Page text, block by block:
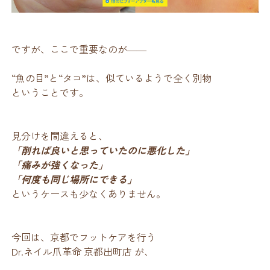
ですが、ここで重要なのが――
“魚の目”と“タコ”は、似ているようで全く別物
ということです。
見分けを間違えると、
「削れば良いと思っていたのに悪化した」
「痛みが強くなった」
「何度も同じ場所にできる」
というケースも少なくありません。
今回は、京都でフットケアを行う
Dr.ネイル爪革命 京都出町店 が、